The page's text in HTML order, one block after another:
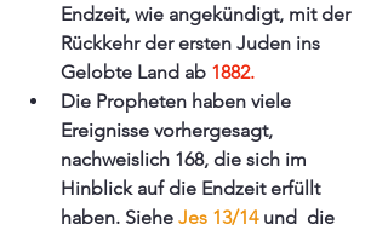
Endzeit, wie angekündigt, mit der
Rückkehr der ersten Juden ins
Gelobte Land ab 1882.
Die Propheten haben viele
Ereignisse vorhergesagt,
nachweislich 168, die sich im
Hinblick auf die Endzeit erfüllt
haben. Siehe Jes 13/14 und  die